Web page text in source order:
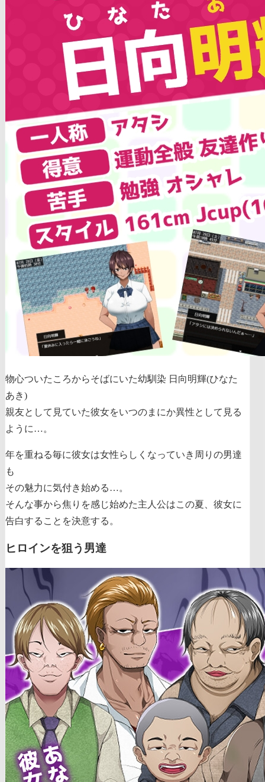
物心ついたころからそばにいた幼馴染 日向明輝(ひなた
あき)
親友として見ていた彼女をいつのまにか異性として見る
ように…。
年を重ねる毎に彼女は女性らしくなっていき周りの男達
も
その魅力に気付き始める…。
そんな事から焦りを感じ始めた主人公はこの夏、彼女に
告白することを決意する。
ヒロインを狙う男達